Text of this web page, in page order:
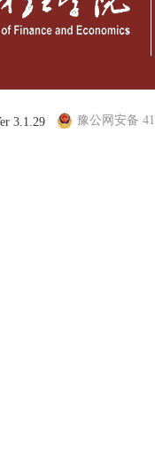
3.1.29 豫公网安备